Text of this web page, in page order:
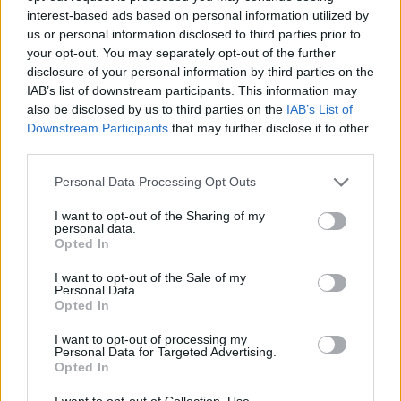
interest-based ads based on personal information utilized by
us or personal information disclosed to third parties prior to
your opt-out. You may separately opt-out of the further
disclosure of your personal information by third parties on the
IAB’s list of downstream participants. This information may
also be disclosed by us to third parties on the IAB’s List of
Downstream Participants that may further disclose it to other
Please note that this website/app uses one or more Google
not limited to your visit or usage behaviour. You may click to
grant or deny consent to Google and its third-party tags to
use your data for below specified purposes in below Google
consent section.
Personal Data Processing Opt Outs
I want to opt-out of the Sharing of my
personal data.
Opted In
I want to opt-out of the Sale of my
Personal Data.
Opted In
I want to opt-out of processing my
Personal Data for Targeted Advertising.
Opted In
Ροή Ειδήσεων
5 Reply View Replies
Googoole Moogoole(@googoole-moogoole)
13 Ιουλίου 2025 19:51